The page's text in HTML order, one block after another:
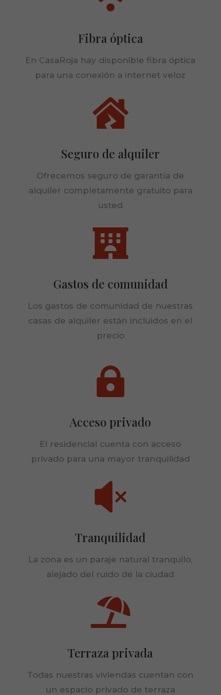
Fibra óptica
En CasaRoja hay disponible fibra óptica
para una conexión a internet veloz

Seguro de alquiler
Ofrecemos seguro de garantía de
alquiler completamente gratuito para
usted

Gastos de comunidad
Los gastos de comunidad de nuestras
casas de alquiler están incluidos en el
precio

Acceso privado
El residencial cuenta con acceso
privado para una mayor tranquilidad

Tranquilidad
La zona es un paraje natural tranquilo,
alejado del ruido de la ciudad

Terraza privada
Todas nuestras viviendas cuentan con
un espacio privado de terraza
cookies no
opcionales.
necesarias
Para que
podamos
funcionalidad
de la web, en
nuestra web
funcione lo
durante tu
visita. Si